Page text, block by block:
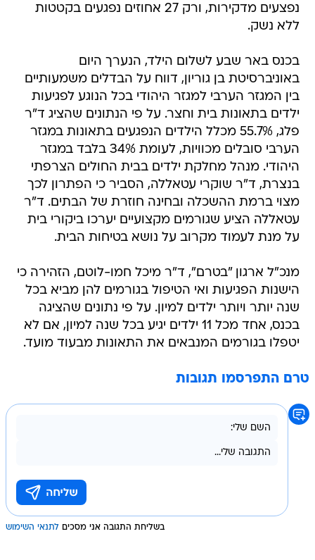
נפצעים מדקירות, ורק 27 אחוזים נפגעים בקטטות
ללא נשק.
בכנס באר שבע לשלום הילד, הנערך היום
באוניברסיטת בן גוריון, דווח על הבדלים משמעותיים
בין המגזר הערבי למגזר היהודי בכל הנוגע לפגיעות
ילדים בתאונות בית וחצר. על פי הנתונים שהציג ד"ר
פלג, 55.7% מכלל הילדים הנפגעים בתאונות במגזר
הערבי סובלים מכוויות, לעומת 34% בלבד במגזר
היהודי. מנהל מחלקת ילדים בבית החולים הצרפתי
בנצרת, ד"ר שוקרי עטאללה, הסביר כי הפתרון לכך
מצוי ברמת ההשכלה ובחינה חוזרת של הבתים. ד"ר
עטאללה הציע שגורמים מקצועיים יערכו ביקורי בית
על מנת לעמוד מקרוב על נושא בטיחות הבית.
מנכ"ל ארגון "בטרם", ד"ר מיכל חמו-לוטם, הזהירה כי
הישנות הפגיעות ואי הטיפול בגורמים להן מביא בכל
שנה יותר ויותר ילדים למיון. על פי נתונים שהציגה
בכנס, אחד מכל 11 ילדים יגיע בכל שנה למיון, אם לא
יטפלו בגורמים המנבאים את התאונות מבעוד מועד.
טרם התפרסמו תגובות
בשליחת התגובה אני מסכים לתנאי השימוש